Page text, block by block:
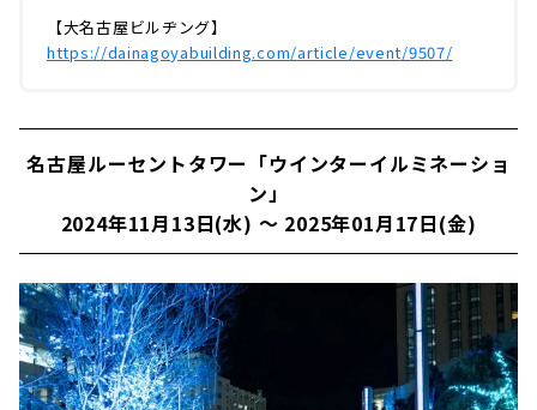
【大名古屋ビルヂング】
https://dainagoyabuilding.com/article/event/9507/
名古屋ルーセントタワー「ウインターイルミネーショ
ン」
2024年11月13日(水) ～ 2025年01月17日(金)